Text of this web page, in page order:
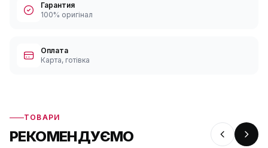
Гарантия
100% оригінал
Оплата
Карта, готівка
ТОВАРИ
РЕКОМЕНДУЄМО